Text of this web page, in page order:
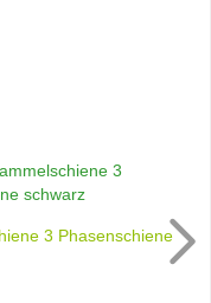
3 Phasenschiene